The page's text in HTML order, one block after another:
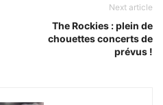
Next article
The Rockies : plein de
chouettes concerts de
prévus !